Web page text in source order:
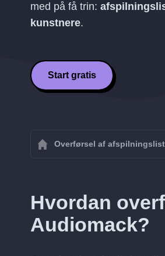
med på få trin:
kunstnere.
Start gratis
Overførsel af
Hvordan
Audiomack?